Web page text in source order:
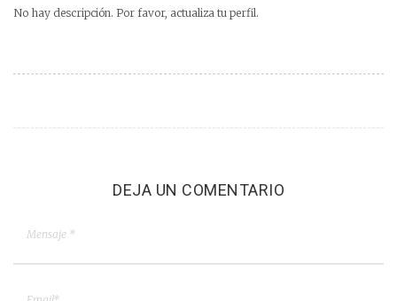
No hay descripción. Por favor, actualiza tu perfil.
DEJA UN COMENTARIO